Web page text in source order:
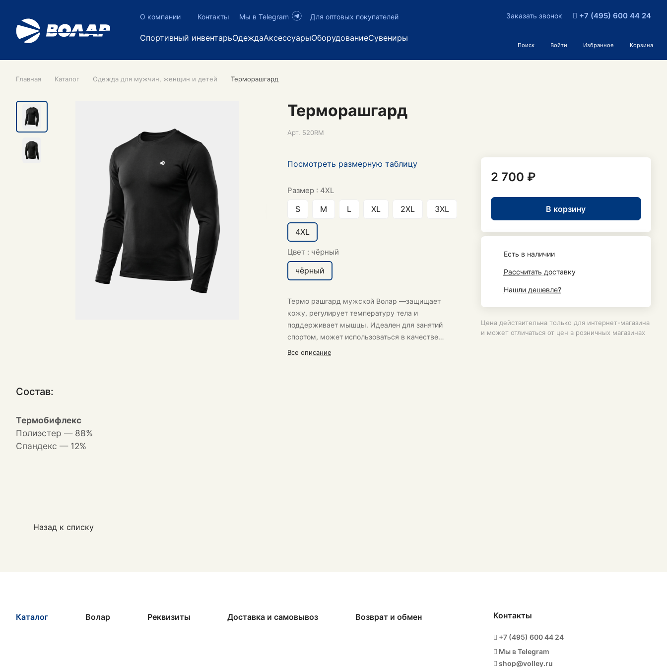
О компании Контакты Мы в Telegram Для оптовых покупателей
Спортивный инвентарьОдеждаАксессуарыОборудованиеСувениры
Заказать звонок +7 (495) 600 44 24
Поиск Войти Избранное Корзина
Главная Каталог Одежда для мужчин, женщин и детей Терморашгард
Терморашгард
Арт. 520RM
Посмотреть размерную таблицу
Размер : 4XL
S M L XL 2XL 3XL
4XL
Цвет : чёрный
чёрный
Термо рашгард мужской Волар —защищает
кожу, регулирует температуру тела и
поддерживает мышцы. Идеален для занятий
спортом, может использоваться в качестве
термобелья.
Все описание
2 700 ₽
В корзину
Есть в наличии
Рассчитать доставку
Нашли дешевле?
Цена действительна только для интернет-магазина
и может отличаться от цен в розничных магазинах
Состав:
Термобифлекс
Полиэстер — 88%
Спандекс — 12%
Назад к списку
Каталог Волар Реквизиты Доставка и самовывоз Возврат и обмен Контакты
+7 (495) 600 44 24
Мы в Telegram
shop@volley.ru